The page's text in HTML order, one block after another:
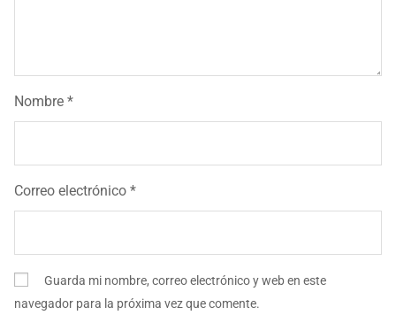
Nombre *
Correo electrónico *
Guarda mi nombre, correo electrónico y web en este
navegador para la próxima vez que comente.